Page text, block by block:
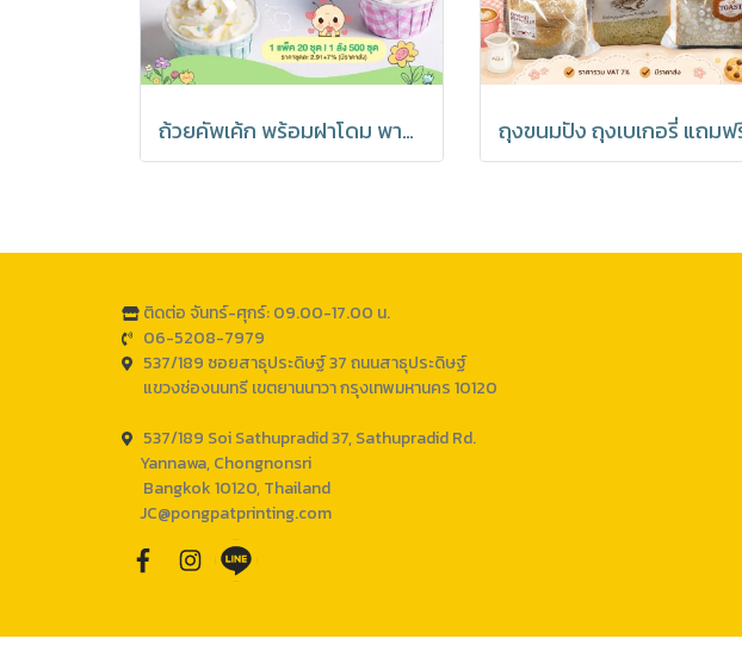
ถ้วยคัพเค้ก พร้อมฝาโดม พาสเทล อบได้ มีราคาส่ง (1 แพค 20 ชุด)
ติดต่อ จันทร์-ศุกร์: 09.00-17.00 น.
06-5208-7979
537/189 ซอยสาธุประดิษฐ์ 37 ถนนสาธุประดิษฐ์
แขวงช่องนนทรี เขตยานนาวา กรุงเทพมหานคร 10120
537/189 Soi Sathupradid 37, Sathupradid Rd.
Yannawa, Chongnonsri
Bangkok 10120, Thailand
JC@pongpatprinting.com